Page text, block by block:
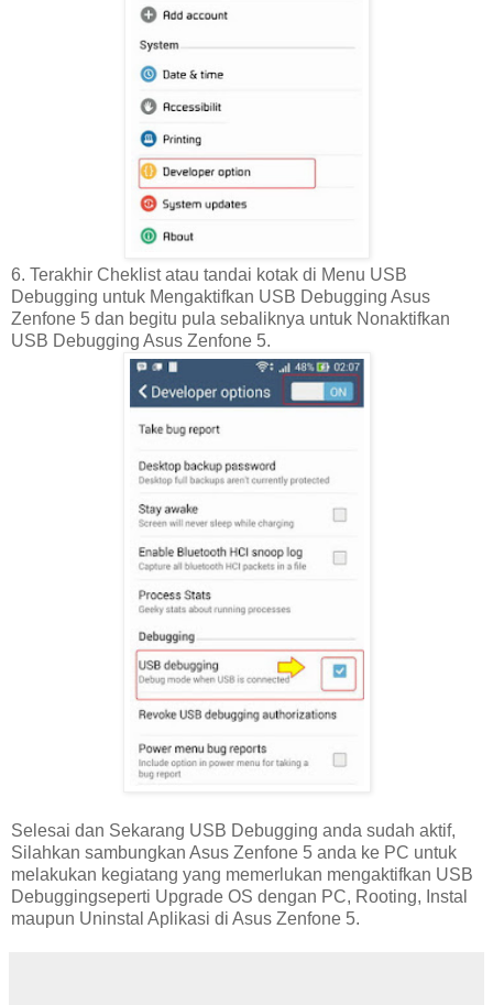
6. Terakhir Cheklist atau tandai kotak di Menu USB
Debugging untuk Mengaktifkan USB Debugging Asus
Zenfone 5 dan begitu pula sebaliknya untuk Nonaktifkan
USB Debugging Asus Zenfone 5.
Selesai dan Sekarang USB Debugging anda sudah aktif,
Silahkan sambungkan Asus Zenfone 5 anda ke PC untuk
melakukan kegiatang yang memerlukan mengaktifkan USB
Debuggingseperti Upgrade OS dengan PC, Rooting, Instal
maupun Uninstal Aplikasi di Asus Zenfone 5.